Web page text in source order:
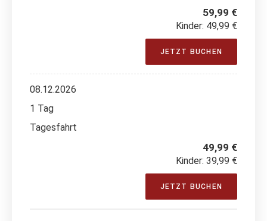
59,99 €
Kinder: 49,99 €
JETZT BUCHEN
08.12.2026
1 Tag
Tagesfahrt
49,99 €
Kinder: 39,99 €
JETZT BUCHEN